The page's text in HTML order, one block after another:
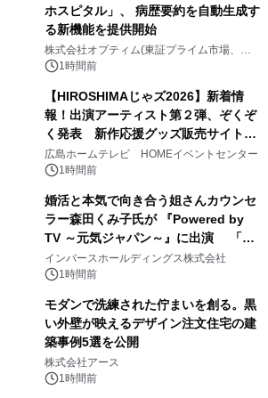
ホスピタル」、 病歴要約を自動生成す
る新機能を提供開始
株式会社オプティム(東証プライム市場、コ
ード：3694)
1時間前
【HIROSHIMAじゃズ2026】新着情
報！出演アーティスト第２弾、ぞくぞ
く発表 新作応援グッズ販売サイトも
同時オープンします！
広島ホームテレビ HOMEイベントセンター
1時間前
婚活と本気で向き合う姐さんカウンセ
ラー森田くみ子氏が 『Powered by
TV ～元気ジャパン～』に出演 「元
気が出るPower講座」で婚活の「加点
方式」を紹介
インバースホールディングス株式会社
1時間前
モダンで洗練された佇まいを創る。黒
い外壁が映えるデザイン注文住宅の建
築事例5選を公開
株式会社アース
1時間前